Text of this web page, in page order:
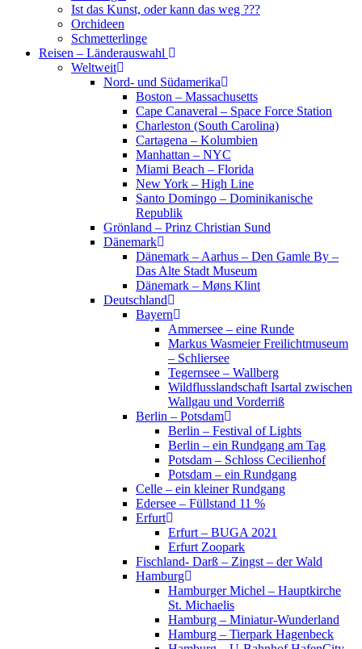
Ist das Kunst, oder kann das weg ???
Orchideen
Schmetterlinge
Reisen – Länderauswahl
Weltweit
Nord- und Südamerika
Boston – Massachusetts
Cape Canaveral – Space Force Station
Charleston (South Carolina)
Cartagena – Kolumbien
Manhattan – NYC
Miami Beach – Florida
New York – High Line
Santo Domingo – Dominikanische
Republik
Grönland – Prinz Christian Sund
Dänemark
Dänemark – Aarhus – Den Gamle By –
Das Alte Stadt Museum
Dänemark – Møns Klint
Deutschland
Bayern
Ammersee – eine Runde
Markus Wasmeier Freilichtmuseum
– Schliersee
Tegernsee – Wallberg
Wildflusslandschaft Isartal zwischen
Wallgau und Vorderriß
Berlin – Potsdam
Berlin – Festival of Lights
Berlin – ein Rundgang am Tag
Potsdam – Schloss Cecilienhof
Potsdam – ein Rundgang
Celle – ein kleiner Rundgang
Edersee – Füllstand 11 %
Erfurt
Erfurt – BUGA 2021
Erfurt Zoopark
Fischland- Darß – Zingst – der Wald
Hamburg
Hamburger Michel – Hauptkirche
St. Michaelis
Hamburg – Miniatur-Wunderland
Hamburg – Tierpark Hagenbeck